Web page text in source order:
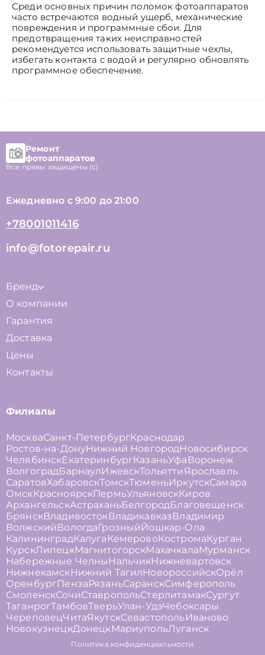
Среди основных причин поломок фотоаппаратов
часто встречаются водный ущерб, механические
повреждения и программные сбои. Для
предотвращения таких неисправностей
рекомендуется использовать защитные чехлы,
избегать контакта с водой и регулярно обновлять
программное обеспечение.
Ремонт
фотоаппаратов
Все правы защищены (с)
Ежедневно с 9:00 до 21:00
+78001011416
info@fotorepair.ru
Бренд
О компании
Гарантия
Доставка
Цены
Контакты
Филиалы
МоскваСанкт-ПетербургКраснодар
Ростов-на-ДонуНижний НовгородНовосибирск
ЧелябинскЕкатеринбургКазаньУфа Воронеж
ВолгоградБарнаулИжевскТольяттиЯрославль
СаратовХабаровскТомскТюменьИркутскСамара
ОмскКрасноярскПермьУльяновскКиров
АрхангельскАстраханьБелгородБлаговещенск
БрянскВладивостокВладикавказВладимир
ВолжскийВологдаГрозныйЙошкар-Ола
КалининградКалуга КемеровоКостромаКурган
КурскЛипецкМагнитогорскМахачкалаМурманск
Набережные Челны НальчикНижневартовск
НижнекамскНижний ТагилНовороссийскОрёл
ОренбургПензаРязаньСаранскСимферополь
СмоленскСочиСтавропольСтерлитамакСургут
ТаганрогТамбовТверьУлан-УдэЧебоксары
ЧереповецЧитаЯкутскСевастопольИваново
НовокузнецкДонецкМариупольЛуганск
Политика конфиденциальности